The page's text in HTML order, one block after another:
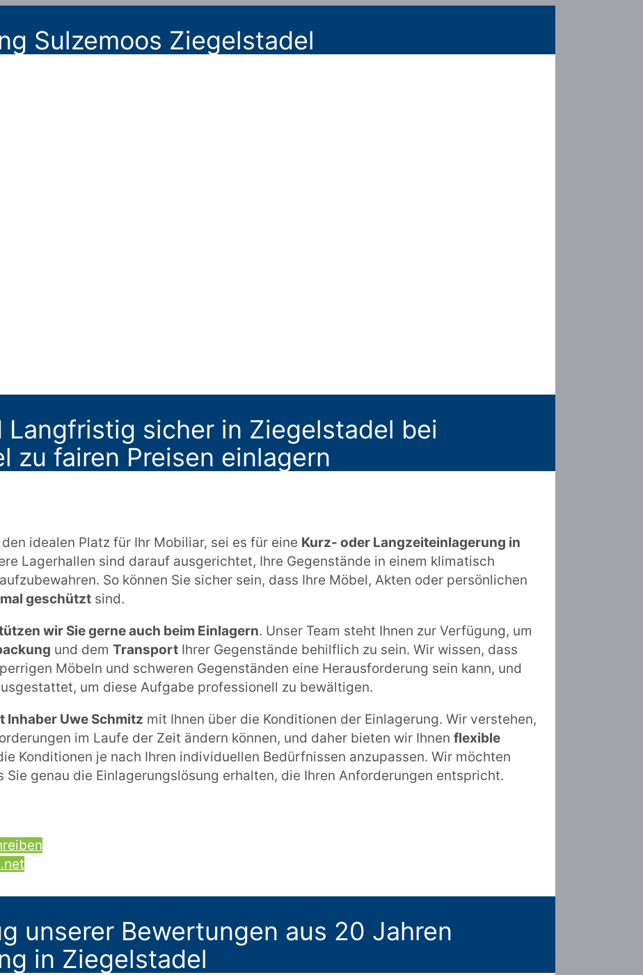
Sulzemoos Ziegelstadel
Langfristig sicher in Ziegelstadel bei
zu fairen Preisen einlagern
idealen Platz für Ihr Mobiliar, sei es für eine Kurz- oder Langzeiteinlagerung in
Lagerhallen sind darauf ausgerichtet, Ihre Gegenstände in einem klimatisch
So können Sie sicher sein, dass Ihre Möbel, Akten oder persönlichen
geschützt sind.
wir Sie gerne auch beim Einlagern. Unser Team steht Ihnen zur Verfügung, um
und dem Transport Ihrer Gegenstände behilflich zu sein. Wir wissen, dass
Möbeln und schweren Gegenständen eine Herausforderung sein kann, und
um diese Aufgabe professionell zu bewältigen.
Inhaber Uwe Schmitz mit Ihnen über die Konditionen der Einlagerung. Wir verstehen,
im Laufe der Zeit ändern können, und daher bieten wir Ihnen flexible
Konditionen je nach Ihren individuellen Bedürfnissen anzupassen. Wir möchten
Sie genau die Einlagerungslösung erhalten, die Ihren Anforderungen entspricht.
unserer Bewertungen aus 20 Jahren
in Ziegelstadel